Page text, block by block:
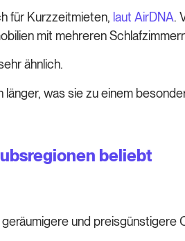
für Kurzzeitmieten, laut AirDNA.
mit mehreren
ähnlich.
was sie zu einem
beliebt
und